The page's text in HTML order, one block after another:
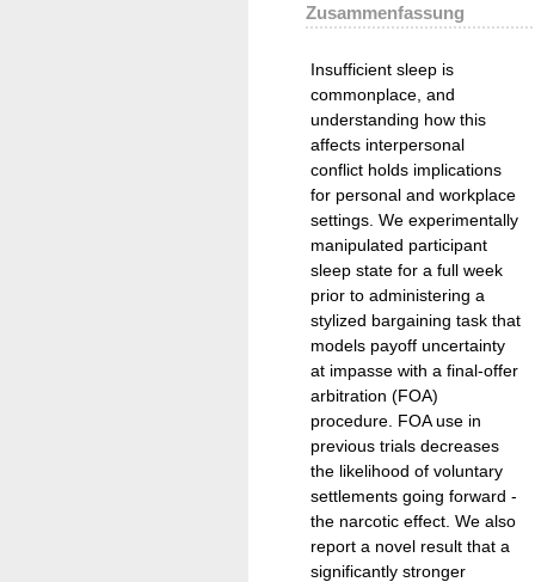
Zusammenfassung
Insufficient sleep is
commonplace, and
understanding how this
affects interpersonal
conflict holds implications
for personal and workplace
settings. We experimentally
manipulated participant
sleep state for a full week
prior to administering a
stylized bargaining task that
models payoff uncertainty
at impasse with a final-offer
arbitration (FOA)
procedure. FOA use in
previous trials decreases
the likelihood of voluntary
settlements going forward -
the narcotic effect. We also
report a novel result that a
significantly stronger